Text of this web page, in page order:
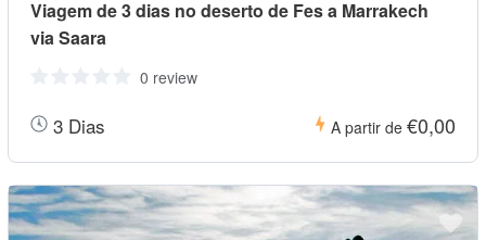
Viagem de 3 dias no deserto de Fes a Marrakech
via Saara
0 review
3 Dias A partir de €0,00